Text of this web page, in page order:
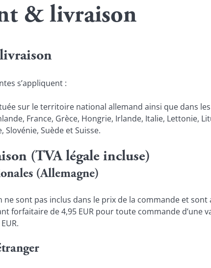
& livraison
s’appliquent :
sur le territoire national allemand ainsi que dans
France, Grèce, Hongrie, Irlande, Italie, Lettonie,
Slovénie, Suède et Suisse.
(TVA légale incluse)
(Allemagne)
ne sont pas inclus dans le prix de la commande et
forfaitaire de 4,95 EUR pour toute commande d’une